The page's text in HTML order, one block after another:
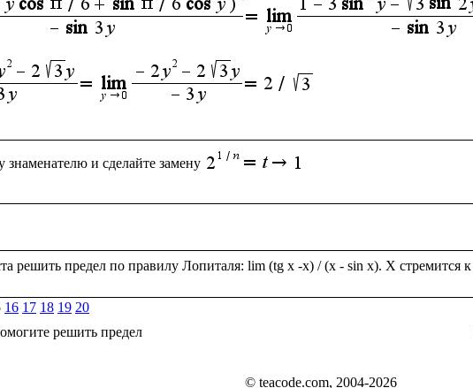
и сделайте замену
16 17 18 19 20
решить предел
© teacode.com, 2004-2026